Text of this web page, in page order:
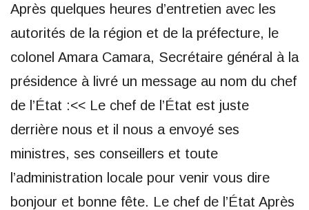
Après quelques heures d’entretien avec les
autorités de la région et de la préfecture, le
colonel Amara Camara, Secrétaire général à la
présidence à livré un message au nom du chef
de l’État :<< Le chef de l’État est juste
derrière nous et il nous a envoyé ses
ministres, ses conseillers et toute
l’administration locale pour venir vous dire
bonjour et bonne fête. Le chef de l’État Après